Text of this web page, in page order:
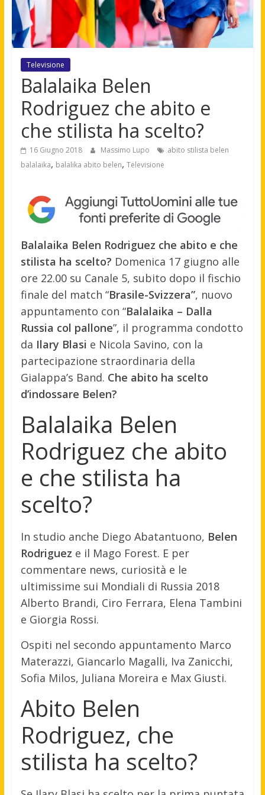
Televisione
Balalaika Belen
Rodriguez che abito e
che stilista ha scelto?
16 Giugno 2018 Massimo Lupo
abito stilista belen
balalaika, balalika abito belen, Televisione
Balalaika Belen Rodriguez che abito e che
stilista ha scelto? Domenica 17 giugno alle
ore 22.00 su Canale 5, subito dopo il fischio
finale del match “Brasile-Svizzera”, nuovo
appuntamento con “Balalaika – Dalla
Russia col pallone”, il programma condotto
da Ilary Blasi e Nicola Savino, con la
partecipazione straordinaria della
Gialappa’s Band. Che abito ha scelto
d’indossare Belen?
Balalaika Belen
Rodriguez che abito
e che stilista ha
scelto?
In studio anche Diego Abatantuono, Belen
Rodriguez e il Mago Forest. E per
commentare news, curiosità e le
ultimissime sui Mondiali di Russia 2018
Alberto Brandi, Ciro Ferrara, Elena Tambini
e Giorgia Rossi.
Ospiti nel secondo appuntamento Marco
Materazzi, Giancarlo Magalli, Iva Zanicchi,
Sofia Milos, Juliana Moreira e Max Giusti.
Abito Belen
Rodriguez, che
stilista ha scelto?